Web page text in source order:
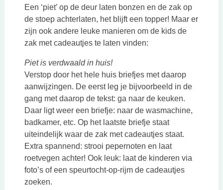
Een ‘piet’ op de deur laten bonzen en de zak op
de stoep achterlaten, het blijft een topper! Maar er
zijn ook andere leuke manieren om de kids de
zak met cadeautjes te laten vinden:
Piet is verdwaald in huis!
Verstop door het hele huis briefjes met daarop
aanwijzingen. De eerst leg je bijvoorbeeld in de
gang met daarop de tekst: ga naar de keuken.
Daar ligt weer een briefje: naar de wasmachine,
badkamer, etc. Op het laatste briefje staat
uiteindelijk waar de zak met cadeautjes staat.
Extra spannend: strooi pepernoten en laat
roetvegen achter! Ook leuk: laat de kinderen via
foto’s of een speurtocht-op-rijm de cadeautjes
zoeken.